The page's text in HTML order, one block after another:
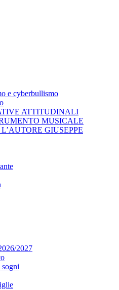
e cyberbullismo
ATTITUDINALI
MUSICALE
GIUSEPPE
2027